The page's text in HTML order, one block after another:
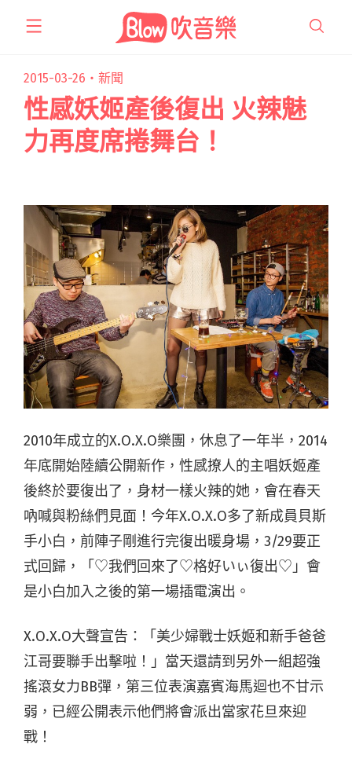
2015-03-26・ 新聞
性感妖姬產後復出 火辣魅
力再度席捲舞台！
2010年成立的X.O.X.O樂團，休息了一年半，2014
年底開始陸續公開新作，性感撩人的主唱妖姬產
後終於要復出了，身材一樣火辣的她，會在春天
吶喊與粉絲們見面！今年X.O.X.O多了新成員貝斯
手小白，前陣子剛進行完復出暖身場，3/29要正
式回歸，「♡我們回來了♡格好いぃ復出♡」會
是小白加入之後的第一場插電演出。
X.O.X.O大聲宣告：「美少婦戰士妖姬和新手爸爸
江哥要聯手出擊啦！」當天還請到另外一組超強
搖滾女力BB彈，第三位表演嘉賓海馬迴也不甘示
弱，已經公開表示他們將會派出當家花旦來迎
戰！